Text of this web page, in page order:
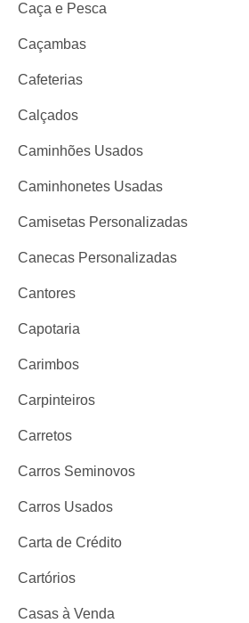
Caça e Pesca
Caçambas
Cafeterias
Calçados
Caminhões Usados
Caminhonetes Usadas
Camisetas Personalizadas
Canecas Personalizadas
Cantores
Capotaria
Carimbos
Carpinteiros
Carretos
Carros Seminovos
Carros Usados
Carta de Crédito
Cartórios
Casas à Venda